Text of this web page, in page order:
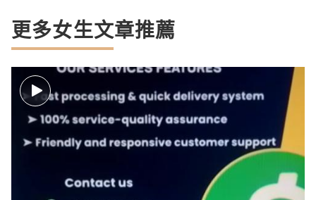
更多女生文章推薦